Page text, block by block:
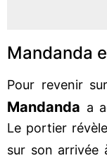
Mandanda
Pour revenir
Mandanda a
Le portier
sur son arrivée